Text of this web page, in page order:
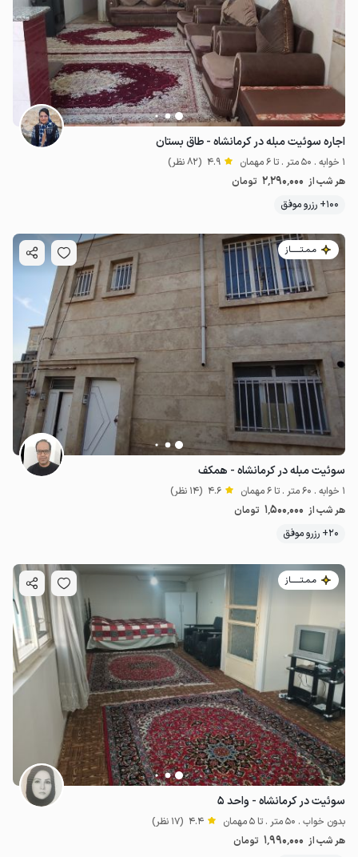
اجاره سوئیت مبله در کرمانشاه - طاق بستان
1 خوابه . 50 متر . تا 6 مهمان 4.9 (82 نظر)
هر شب از 2٬290٬000 تومان
100+ رزرو موفق
مـمـتــــــاز
سوئیت مبله در کرمانشاه - همکف
1 خوابه . 60 متر . تا 6 مهمان 4.6 (14 نظر)
هر شب از 1٬500٬000 تومان
20+ رزرو موفق
مـمـتــــــاز
سوئیت در کرمانشاه - واحد ۵
بدون خواب . 50 متر . تا 5 مهمان 4.4 (17 نظر)
هر شب از 1٬990٬000 تومان